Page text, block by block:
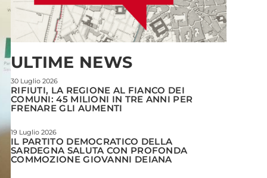
ULTIME NEWS
30 Luglio 2026
RIFIUTI, LA REGIONE AL FIANCO DEI
COMUNI: 45 MILIONI IN TRE ANNI PER
FRENARE GLI AUMENTI
19 Luglio 2026
IL PARTITO DEMOCRATICO DELLA
SARDEGNA SALUTA CON PROFONDA
COMMOZIONE GIOVANNI DEIANA